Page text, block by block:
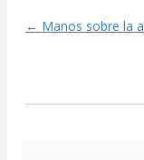
Posts
← Manos sobre la